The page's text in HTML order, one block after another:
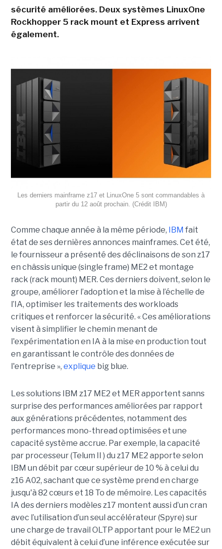
sécurité améliorées. Deux systèmes LinuxOne
Rockhopper 5 rack mount et Express arrivent
également.
Les derniers mainframe z17 et LinuxOne 5 sont commandables à
partir du 12 août prochain. (Crédit IBM)
Comme chaque année à la même période, IBM fait
état de ses dernières annonces mainframes. Cet été,
le fournisseur a présenté des déclinaisons de son z17
en châssis unique (single frame) ME2 et montage
rack (rack mount) MER. Ces derniers doivent, selon le
groupe, améliorer l’adoption et la mise à l’échelle de
l’IA, optimiser les traitements des workloads
critiques et renforcer la sécurité. « Ces améliorations
visent à simplifier le chemin menant de
l'expérimentation en IA à la mise en production tout
en garantissant le contrôle des données de
l'entreprise », explique big blue.
Les solutions IBM z17 ME2 et MER apportent sanns
surprise des performances améliorées par rapport
aux générations précédentes, notamment des
performances mono-thread optimisées et une
capacité système accrue. Par exemple, la capacité
par processeur (Telum II ) du z17 ME2 apporte selon
IBM un débit par cœur supérieur de 10 % à celui du
z16 A02, sachant que ce système prend en charge
jusqu'à 82 cœurs et 18 To de mémoire. Les capacités
IA des derniers modèles z17 montent aussi d’un cran
avec l’utilisation d’un seul accélérateur (Spyre) sur
une charge de travail OLTP apportant pour le ME2 un
débit équivalent à celui d’une inférence exécutée sur